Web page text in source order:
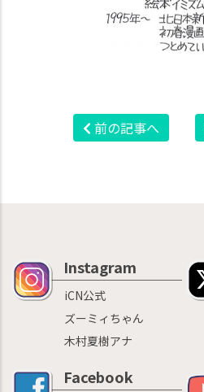
前の記事へ
Instagram
iCN公式
ズーミィちゃん
木村夏樹アナ
Facebook